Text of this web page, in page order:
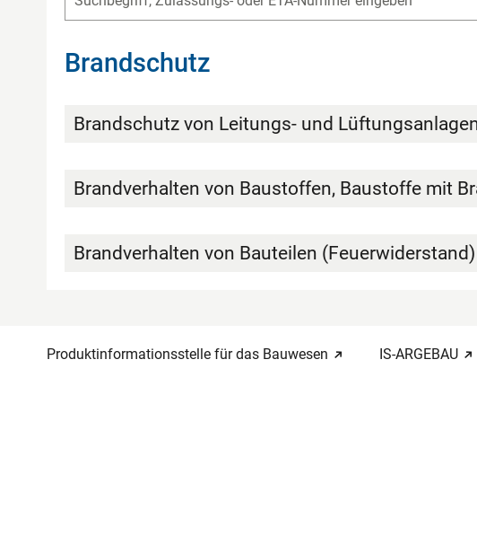
Brandschutz
Brandschutz von Leitungs- und
Brandverhalten von Baustoffen, Baustoffe mit
Brandverhalten von Bauteilen (Feuerwiderstand)
Produktinformationsstelle für das Bauwesen IS-ARGEBAU